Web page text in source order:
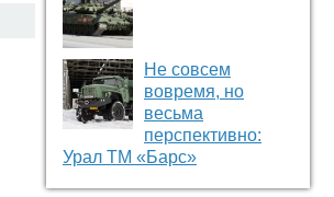
Не совсем
вовремя, но
весьма
перспективно:
Урал ТМ «Барс»